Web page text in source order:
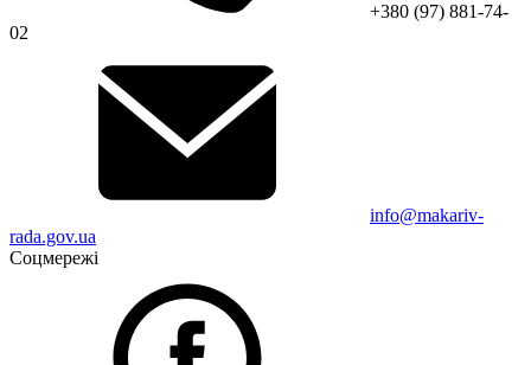
+380 (97) 881-74-
02
info@makariv-
rada.gov.ua
Соцмережі